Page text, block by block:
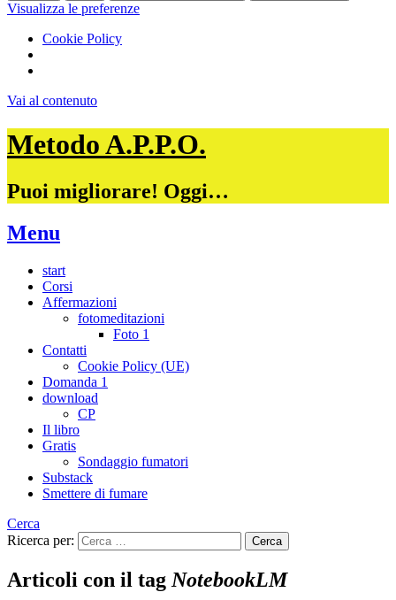
Visualizza le preferenze
Cookie Policy
Vai al contenuto
Metodo A.P.P.O.
Puoi migliorare! Oggi…
Menu
start
Corsi
Affermazioni
fotomeditazioni
Foto 1
Contatti
Cookie Policy (UE)
Domanda 1
download
CP
Il libro
Gratis
Sondaggio fumatori
Substack
Smettere di fumare
Cerca
Ricerca per:
Articoli con il tag NotebookLM